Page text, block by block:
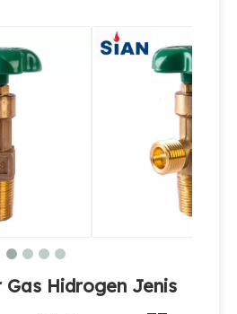
Gas Hidrogen Jenis